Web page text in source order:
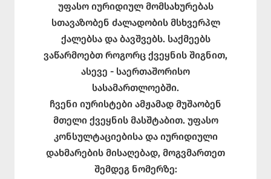
უფასო იურიდიულ მომსახურებას
სთავაზობენ ძალადობის მსხვერპლ
ქალებსა და ბავშვებს. საქმეებს
ვაწარმოებთ როგორც ქვეყნის შიგნით,
ასევე - საერთაშორისო
სასამართლოებში.
ჩვენი იურისტები ამჟამად მუშაობენ
მთელი ქვეყნის მასშტაბით. უფასო
კონსულტაციებისა და იურიდიული
დახმარების მისაღებად, მოგვმართეთ
შემდეგ ნომერზე: